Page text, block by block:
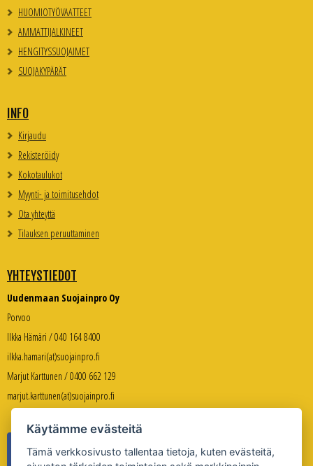
HUOMIOTYÖVAATTEET
AMMATTIJALKINEET
HENGITYSSUOJAIMET
SUOJAKYPÄRÄT
INFO
Kirjaudu
Rekisteröidy
Kokotaulukot
Myynti- ja toimitusehdot
Ota yhteyttä
Tilauksen peruuttaminen
YHTEYSTIEDOT
Uudenmaan Suojainpro Oy
Porvoo
Ilkka Hämäri / 040 164 8400
ilkka.hamari(at)suojainpro.fi
Marjut Karttunen / 0400 662 129
marjut.karttunen(at)suojainpro.fi
Käytämme evästeitä
Tämä verkkosivusto tallentaa tietoja, kuten evästeitä,